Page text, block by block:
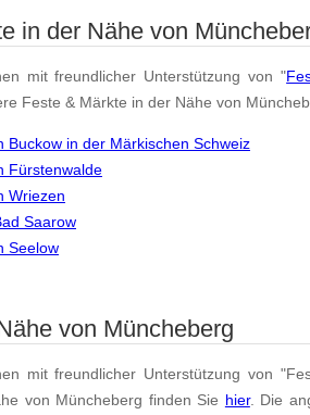
in der Nähe von
mit freundlicher Unterstützung von "
Feste & Märkte in der Nähe von
Buckow in der Märkischen Schweiz
Fürstenwalde
Wriezen
Saarow
Seelow
von Müncheberg
mit freundlicher Unterstützung von
von Müncheberg finden Sie hier. Die